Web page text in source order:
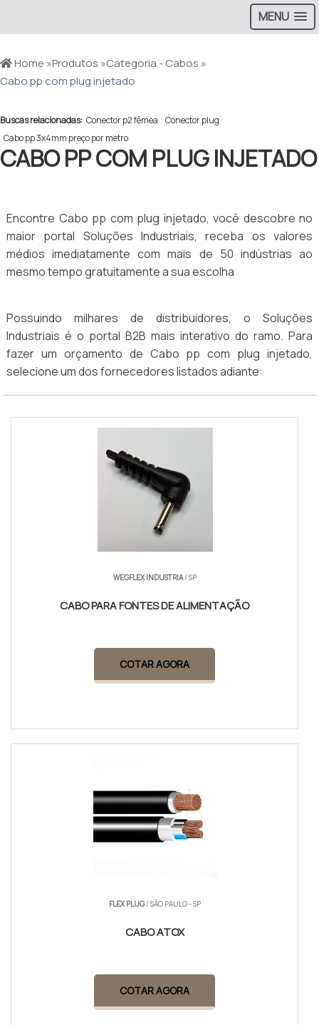
MENU
Home »Produtos »Categoria - Cabos »
Cabo pp com plug injetado
Buscas relacionadas: Conector p2 fêmea
Conector plug
Cabo pp 3x4mm preço por metro
CABO PP COM PLUG INJETADO
Encontre Cabo pp com plug injetado, você descobre no
maior portal Soluções Industriais, receba os valores
médios imediatamente com mais de 50 indústrias ao
mesmo tempo gratuitamente a sua escolha
Possuindo milhares de distribuidores, o Soluções
Industriais é o portal B2B mais interativo do ramo. Para
fazer um orçamento de Cabo pp com plug injetado,
selecione um dos fornecedores listados adiante:
WEGFLEX INDUSTRIA/ SP
CABO PARA FONTES DE ALIMENTAÇÃO
COTAR AGORA
FLEX PLUG/ SÃO PAULO - SP
CABO ATOX
COTAR AGORA